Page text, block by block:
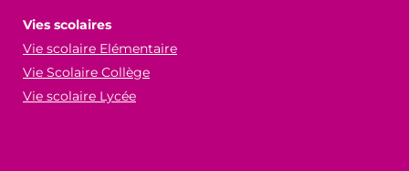
Vies scolaires
Vie scolaire Elémentaire
Vie Scolaire Collège
Vie scolaire Lycée